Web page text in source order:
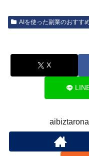
AIを使った副業のおすす
X